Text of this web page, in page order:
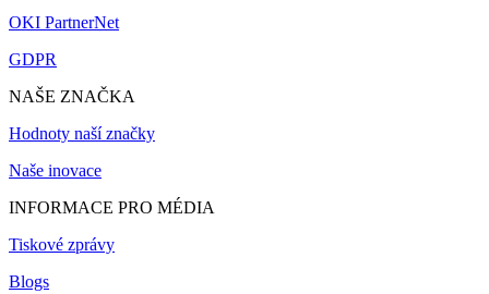
OKI PartnerNet
GDPR
NAŠE ZNAČKA
Hodnoty naší značky
Naše inovace
INFORMACE PRO MÉDIA
Tiskové zprávy
Blogs